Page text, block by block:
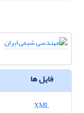
فایل ها